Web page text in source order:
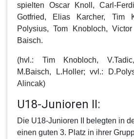
spielten Oscar Knoll, Carl-
Gotfried, Elias Karcher, Tim
Polysius, Tom Knobloch,
Baisch.
(hvl.: Tim Knobloch,
M.Baisch, L.Holler; vvl.:
Alincak)
U18-Junioren II:
Die U18-Junioren II
belegten in
einen guten 3. Platz in ihrer